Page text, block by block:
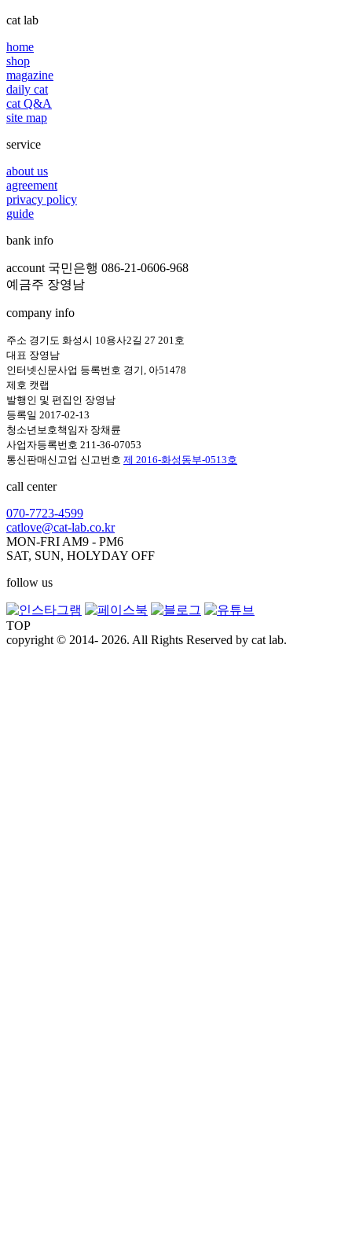
cat lab
home
shop
magazine
daily cat
cat Q&A
site map
service
about us
agreement
privacy policy
guide
bank info
account 국민은행 086-21-0606-968
예금주 장영남
company info
주소 경기도 화성시 10용사2길 27 201호
대표 장영남
인터넷신문사업 등록번호 경기, 아51478
제호 캣랩
발행인 및 편집인 장영남
등록일 2017-02-13
청소년보호책임자 장채륜
사업자등록번호 211-36-07053
통신판매신고업 신고번호 제 2016-화성동부-0513호
call center
070-7723-4599
catlove@cat-lab.co.kr
MON-FRI AM9 - PM6
SAT, SUN, HOLYDAY OFF
follow us
TOP
copyright © 2014- 2026. All Rights Reserved by cat lab.